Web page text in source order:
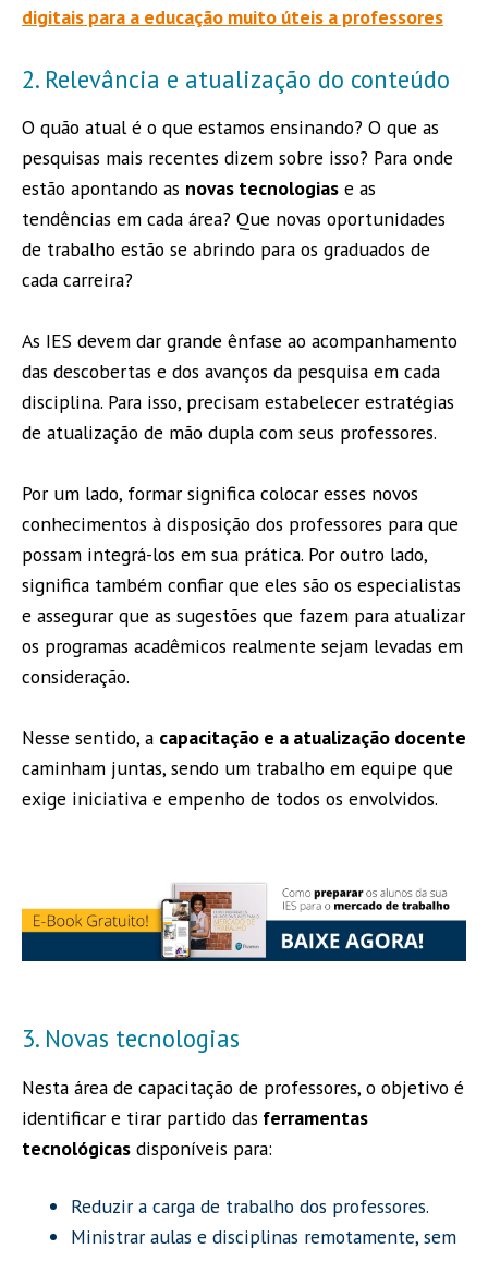
digitais para a educação muito úteis a professores
2. Relevância e atualização do conteúdo
O quão atual é o que estamos ensinando? O que as
pesquisas mais recentes dizem sobre isso? Para onde
estão apontando as novas tecnologias e as
tendências em cada área? Que novas oportunidades
de trabalho estão se abrindo para os graduados de
cada carreira?
As IES devem dar grande ênfase ao acompanhamento
das descobertas e dos avanços da pesquisa em cada
disciplina. Para isso, precisam estabelecer estratégias
de atualização de mão dupla com seus professores.
Por um lado, formar significa colocar esses novos
conhecimentos à disposição dos professores para que
possam integrá-los em sua prática. Por outro lado,
significa também confiar que eles são os especialistas
e assegurar que as sugestões que fazem para atualizar
os programas acadêmicos realmente sejam levadas em
consideração.
Nesse sentido, a capacitação e a atualização docente
caminham juntas, sendo um trabalho em equipe que
exige iniciativa e empenho de todos os envolvidos.
3. Novas tecnologias
Nesta área de capacitação de professores, o objetivo é
identificar e tirar partido das ferramentas
tecnológicas disponíveis para:
Reduzir a carga de trabalho dos professores.
Ministrar aulas e disciplinas remotamente, sem